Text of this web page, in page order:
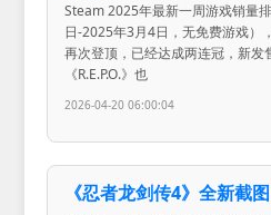
Steam 2025年最新一周游戏销量
日-2025年3月4日，无免费游戏）
再次登顶，已经达成两连冠，新发
《R.E.P.O.》也
2026-04-20 06:00:04
《忍者龙剑传4》全新截